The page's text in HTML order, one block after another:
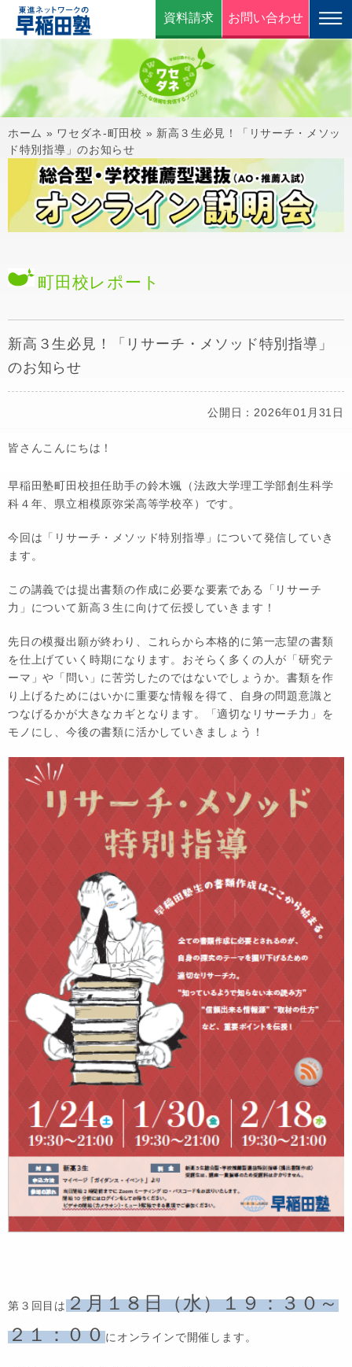
資料請求 お問い合わせ
ホーム » ワセダネ-町田校 » 新高３生必見！「リサーチ・メソッ
ド特別指導」のお知らせ
町田校レポート
新高３生必見！「リサーチ・メソッド特別指導」
のお知らせ
公開日：2026年01月31日
皆さんこんにちは！
早稲田塾町田校担任助手の鈴木颯（法政大学理工学部創生科学
科４年、県立相模原弥栄高等学校卒）です。
今回は「リサーチ・メソッド特別指導」について発信していき
ます。
この講義では提出書類の作成に必要な要素である「リサーチ
力」について新高３生に向けて伝授していきます！
先日の模擬出願が終わり、これらから本格的に第一志望の書類
を仕上げていく時期になります。おそらく多くの人が「研究テ
ーマ」や「問い」に苦労したのではないでしょうか。書類を作
り上げるためにはいかに重要な情報を得て、自身の問題意識と
つなげるかが大きなカギとなります。「適切なリサーチ力」を
モノにし、今後の書類に活かしていきましょう！
第３回目は２月１８日（水）１９：３０～
２１：００にオンラインで開催します。